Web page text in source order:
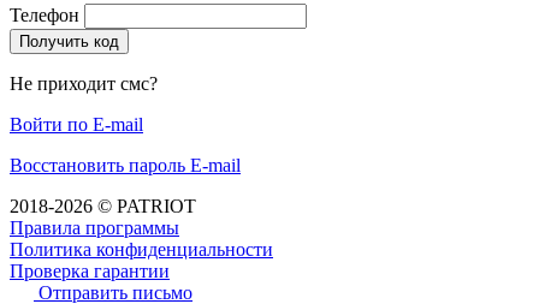
Телефон
Получить код
Не приходит смс?
Войти по E-mail
Восстановить пароль E-mail
2018-2026 © PATRIOT
Правила программы
Политика конфиденциальности
Проверка гарантии
Отправить письмо